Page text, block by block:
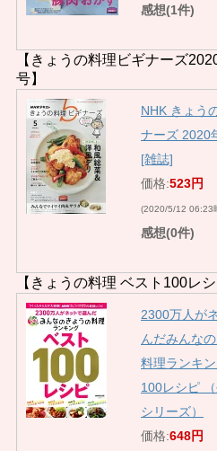
感想(1件)
【きょうの料理ビギナーズ
号】
NHK きょう
ナーズ 2020
[雑誌]
価格:523円
(2020/5/12 06:23
感想(0件)
【きょうの料理 ベスト100レシ
2300万人が
んだみんな
料理ランキ
100レシピ
シリーズ）
価格:648円